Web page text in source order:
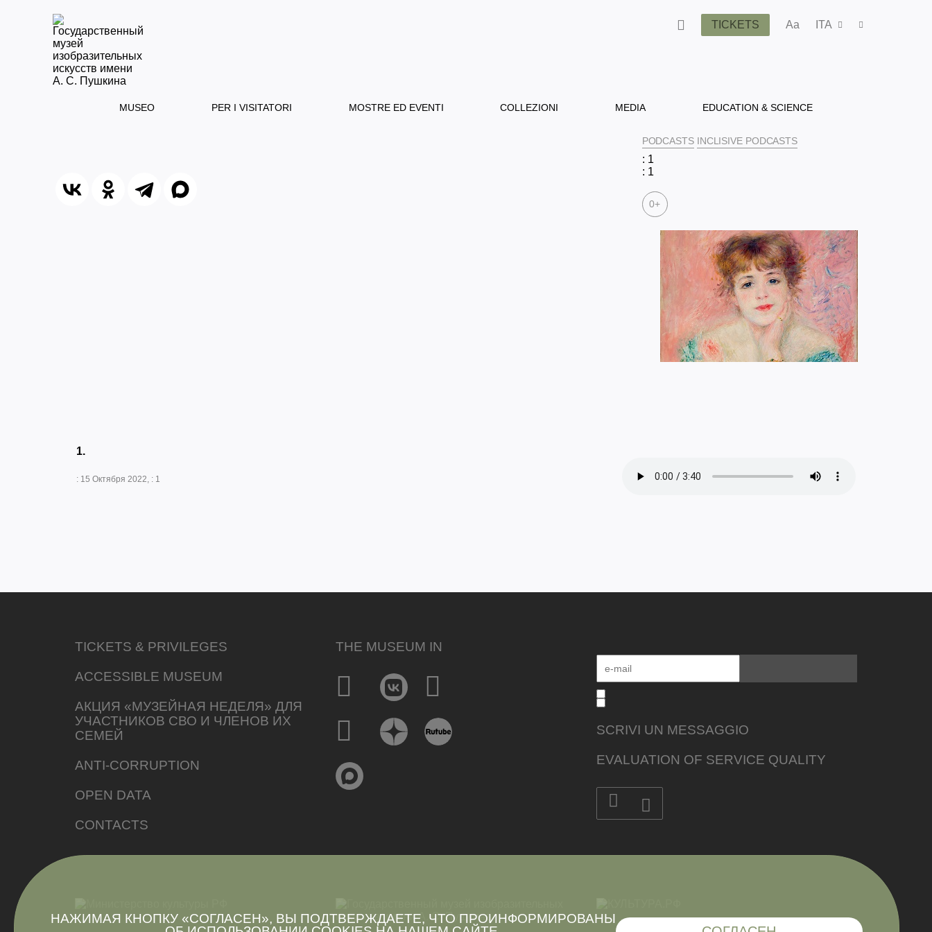
TICKETS Aa ITA
MUSEO PER I VISITATORI MOSTRE ED EVENTI COLLEZIONI MEDIA EDUCATION & SCIENCE
PODCASTS INCLISIVE PODCASTS
: 1
: 1
0+
1.
: 15 Октября 2022, : 1
НАЖИМАЯ КНОПКУ «СОГЛАСЕН», ВЫ ПОДТВЕРЖДАЕТЕ, ЧТО ПРОИНФОРМИРОВАНЫ
TICKETS & PRIVILEGES
ACCESSIBLE MUSEUM
АКЦИЯ «МУЗЕЙНАЯ НЕДЕЛЯ» ДЛЯ
УЧАСТНИКОВ СВО И ЧЛЕНОВ ИХ
СЕМЕЙ
ANTI-CORRUPTION
OPEN DATA
CONTACTS
THE MUSEUM IN
SCRIVI UN MESSAGGIO
EVALUATION OF SERVICE QUALITY